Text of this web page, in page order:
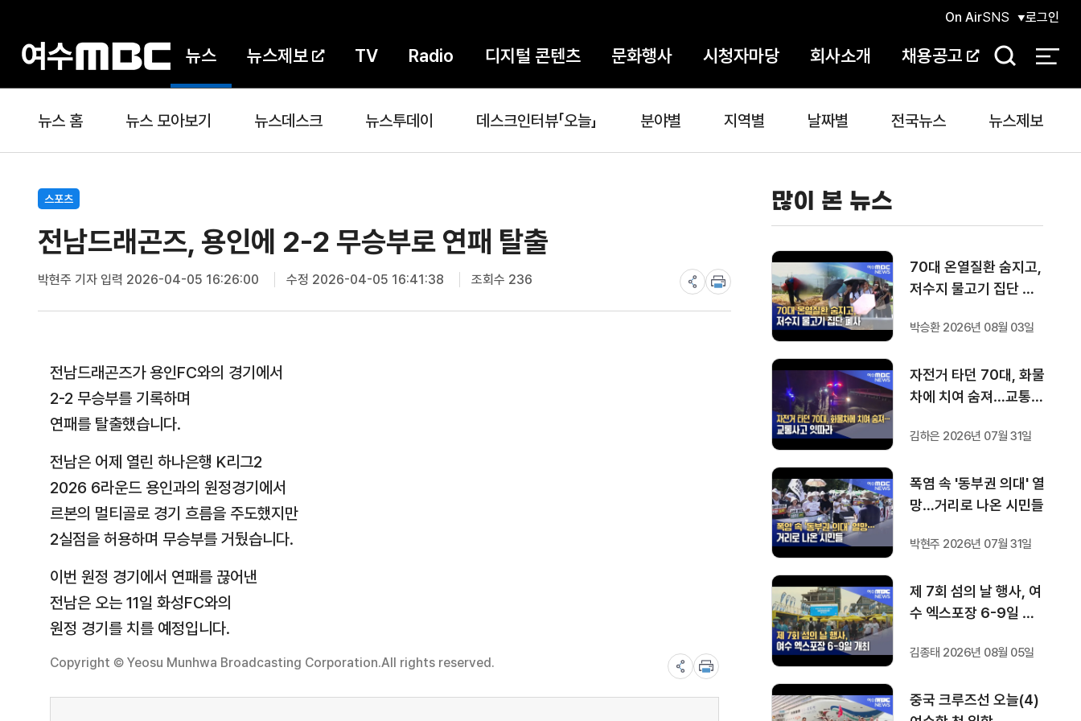
뉴스 뉴스제보 TV Radio 디지털 콘텐츠 문화행사 시청자마당 회사소개 채용공고
On AirSNS 로그인
검
뉴스 홈 뉴스 모아보기 뉴스데스크 뉴스투데이 데스크인터뷰「오늘」 분야별 지역별 날짜별 전국뉴스 뉴스제보
스포츠
전남드래곤즈, 용인에 2-2 무승부로 연패 탈출
박현주 기자입력 2026-04-05 16:26:00 수정 2026-04-05 16:41:38 조회수 236
전남드래곤즈가 용인FC와의 경기에서
2-2 무승부를 기록하며
연패를 탈출했습니다.
전남은 어제 열린 하나은행 K리그2
2026 6라운드 용인과의 원정경기에서
르본의 멀티골로 경기 흐름을 주도했지만
2실점을 허용하며 무승부를 거뒀습니다.
이번 원정 경기에서 연패를 끊어낸
전남은 오는 11일 화성FC와의
원정 경기를 치를 예정입니다.
Copyright © Yeosu Munhwa Broadcasting Corporation.All rights reserved.
많이 본 뉴스
70대 온열질환 숨지고,
저수지 물고기 집단 폐
박승환 2026년 08월 03일
자전거 타던 70대, 화물
차에 치여 숨져…교통사
김하은 2026년 07월 31일
폭염 속 '동부권 의대' 열
망…거리로 나온 시민들
박현주 2026년 07월 31일
제 7회 섬의 날 행사, 여
수 엑스포장 6-9일 개
김종태 2026년 08월 05일
중국 크루즈선 오늘(4)